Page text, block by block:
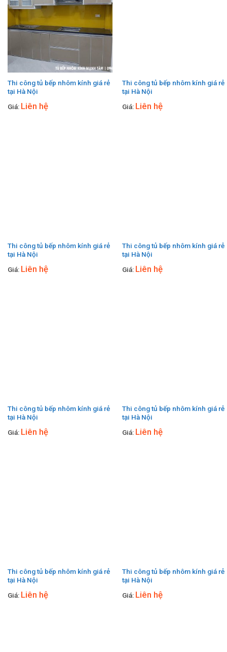
Thi công tủ bếp nhôm kính giá rẻ
tại Hà Nội
Giá: Liên hệ
Thi công tủ bếp nhôm kính giá rẻ
tại Hà Nội
Giá: Liên hệ
Thi công tủ bếp nhôm kính giá rẻ
tại Hà Nội
Giá: Liên hệ
Thi công tủ bếp nhôm kính giá rẻ
tại Hà Nội
Giá: Liên hệ
Thi công tủ bếp nhôm kính giá rẻ
tại Hà Nội
Giá: Liên hệ
Thi công tủ bếp nhôm kính giá rẻ
tại Hà Nội
Giá: Liên hệ
Thi công tủ bếp nhôm kính giá rẻ
tại Hà Nội
Giá: Liên hệ
Thi công tủ bếp nhôm kính giá rẻ
tại Hà Nội
Giá: Liên hệ